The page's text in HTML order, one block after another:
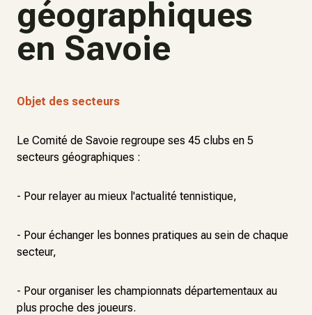
géographiques
en Savoie
Objet des secteurs
Le Comité de Savoie regroupe ses 45 clubs en 5
secteurs géographiques :
- Pour relayer au mieux l'actualité tennistique,
- Pour échanger les bonnes pratiques au sein de chaque
secteur,
- Pour organiser les championnats départementaux au
plus proche des joueurs.